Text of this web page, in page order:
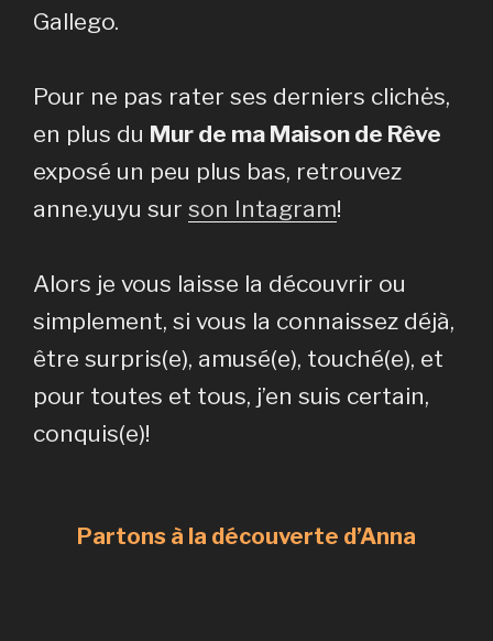
Gallego.
Pour ne pas rater ses derniers clichės,
en plus du Mur de ma Maison de Rêve
exposé un peu plus bas, retrouvez
anne.yuyu sur son Intagram!
Alors je vous laisse la découvrir ou
simplement, si vous la connaissez déjà,
être surpris(e), amusé(e), touché(e), et
pour toutes et tous, j’en suis certain,
conquis(e)!
Partons à la découverte d’Anna